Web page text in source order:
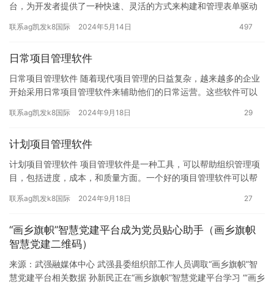
台，为开发者提供了一种快速、灵活的方式来构建和管理表单驱动
联系ag凯发k8国际 2024年5月14日 497
日常项目管理软件
日常项目管理软件 随着现代项目管理的日益复杂，越来越多的企业
开始采用日常项目管理软件来辅助他们的日常运营。这些软件可以
效率…
联系ag凯发k8国际 2024年9月18日 29
计划项目管理软件
计划项目管理软件 项目管理软件是一种工具，可以帮助组织管理项
目，包括进度，成本，和质量方面。一个好的项目管理软件可以帮
量完…
联系ag凯发k8国际 2024年9月18日 27
“画乡旗帜”智慧党建平台成为党员贴心助手（画乡旗帜
智慧党建二维码）
来源：武强融媒体中心 武强县委组织部工作人员调取“画乡旗帜”智
慧党建平台相关数据 孙新民正在“画乡旗帜”智慧党建平台学习 “‘画乡